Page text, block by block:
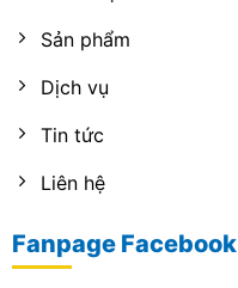
Sản phẩm
Dịch vụ
Tin tức
Liên hệ
Fanpage Facebook